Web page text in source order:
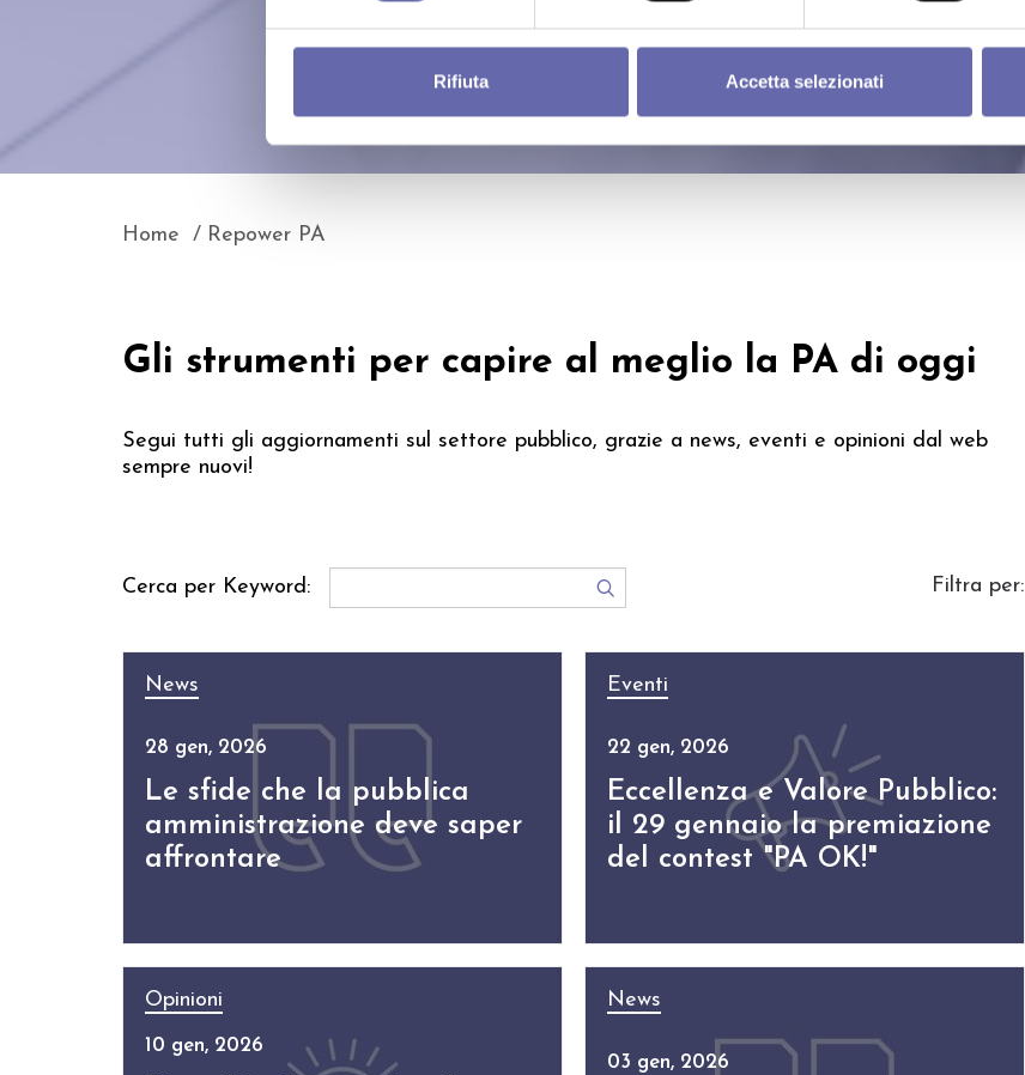
Rifiuta Accetta selezionati
Home Repower PA
Gli strumenti per capire al meglio la PA di oggi
Segui tutti gli aggiornamenti sul settore pubblico, grazie a news, eventi e opinioni dal web
sempre nuovi!
Cerca per Keyword: Filtra per:
News
28 gen, 2026
Le sfide che la pubblica
amministrazione deve saper
affrontare
Eventi
22 gen, 2026
Eccellenza e Valore Pubblico:
il 29 gennaio la premiazione
del contest "PA OK!"
Opinioni
10 gen, 2026
News
03 gen, 2026